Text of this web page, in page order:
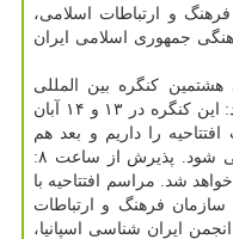
و ارتباطات اسلامی،
جمهوری اسلامی ایران
كنگره بین المللی
انجمن ایران شناسی اسپانیا، عنوان كرد: این كنگره در ۱۳ و ۱۴ آبان
را داریم و بعد هم
نشست های تخصصی كنگره برگزار می شود. پذیرش از ساعت ۸:
۹ بامداد شروع خواهد شد. مراسم افتتاحیه با
سازمان فرهنگ و ارتباطات
ایران شناسی اسپانیا،